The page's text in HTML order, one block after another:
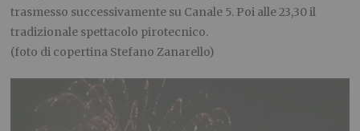
trasmesso successivamente su Canale 5. Poi alle 23,30 il
tradizionale spettacolo pirotecnico.
(foto di copertina Stefano Zanarello)